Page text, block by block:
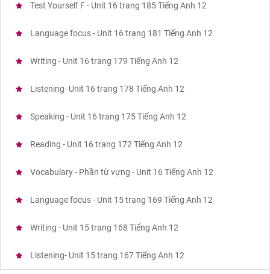
Test Yourself F - Unit 16 trang 185 Tiếng Anh 12
Language focus - Unit 16 trang 181 Tiếng Anh 12
Writing - Unit 16 trang 179 Tiếng Anh 12
Listening- Unit 16 trang 178 Tiếng Anh 12
Speaking - Unit 16 trang 175 Tiếng Anh 12
Reading - Unit 16 trang 172 Tiếng Anh 12
Vocabulary - Phần từ vựng - Unit 16 Tiếng Anh 12
Language focus - Unit 15 trang 169 Tiếng Anh 12
Writing - Unit 15 trang 168 Tiếng Anh 12
Listening- Unit 15 trang 167 Tiếng Anh 12